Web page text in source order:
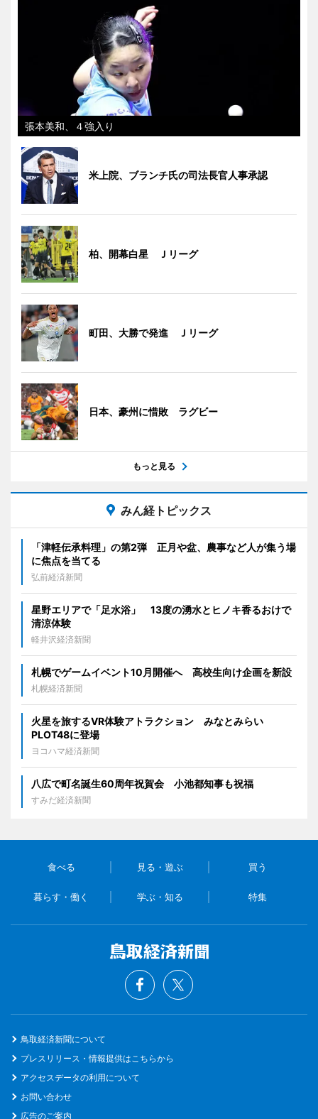
張本美和、４強入り
米上院、ブランチ氏の司法長官人事承認
柏、開幕白星 Ｊリーグ
町田、大勝で発進 Ｊリーグ
日本、豪州に惜敗 ラグビー
もっと見る
みん経トピックス
「津軽伝承料理」の第2弾 正月や盆、農事など人が集う場
に焦点を当てる
弘前経済新聞
星野エリアで「足水浴」 13度の湧水とヒノキ香るおけで
清涼体験
軽井沢経済新聞
札幌でゲームイベント10月開催へ 高校生向け企画を新設
札幌経済新聞
火星を旅するVR体験アトラクション みなとみらい
PLOT48に登場
ヨコハマ経済新聞
八広で町名誕生60周年祝賀会 小池都知事も祝福
すみだ経済新聞
食べる 見る・遊ぶ 買う
暮らす・働く 学ぶ・知る 特集
鳥取経済新聞について
プレスリリース・情報提供はこちらから
アクセスデータの利用について
お問い合わせ
広告のご案内